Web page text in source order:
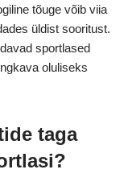
tõuge võib viia
üldist sooritust.
sportlased
oluliseks
taga